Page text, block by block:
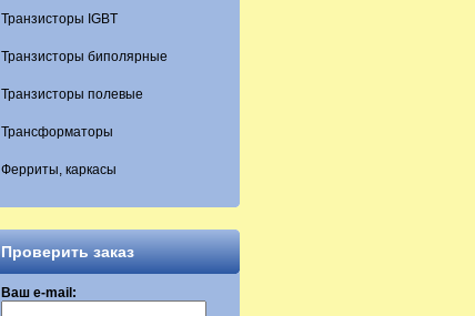
Транзисторы IGBT
Транзисторы биполярные
Транзисторы полевые
Трансформаторы
Ферриты, каркасы
Проверить заказ
Ваш e-mail: